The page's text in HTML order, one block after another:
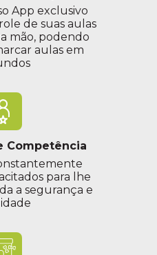
App exclusivo
de suas aulas
mão, podendo
aulas em
Competência
para lhe
a segurança e